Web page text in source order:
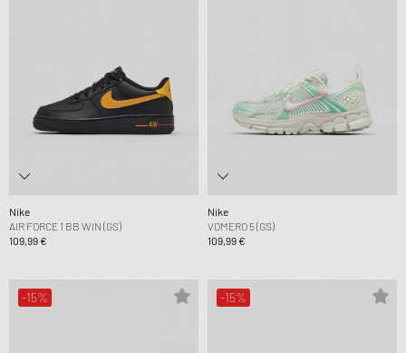
Nike
AIR FORCE 1 BB WIN (GS)
109,99 €
Nike
VOMERO 5 (GS)
109,99 €
-15% -15%